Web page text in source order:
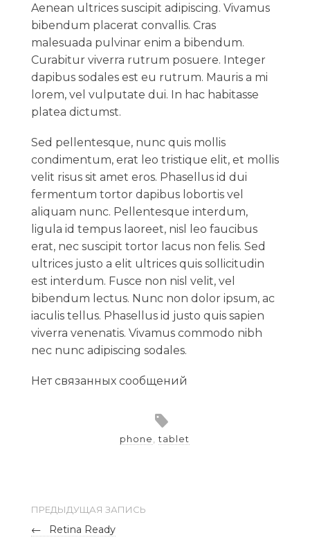
Aenean ultrices suscipit adipiscing. Vivamus
bibendum placerat convallis. Cras
malesuada pulvinar enim a bibendum.
Curabitur viverra rutrum posuere. Integer
dapibus sodales est eu rutrum. Mauris a mi
lorem, vel vulputate dui. In hac habitasse
platea dictumst.
Sed pellentesque, nunc quis mollis
condimentum, erat leo tristique elit, et mollis
velit risus sit amet eros. Phasellus id dui
fermentum tortor dapibus lobortis vel
aliquam nunc. Pellentesque interdum,
ligula id tempus laoreet, nisl leo faucibus
erat, nec suscipit tortor lacus non felis. Sed
ultrices justo a elit ultrices quis sollicitudin
est interdum. Fusce non nisl velit, vel
bibendum lectus. Nunc non dolor ipsum, ac
iaculis tellus. Phasellus id justo quis sapien
viverra venenatis. Vivamus commodo nibh
nec nunc adipiscing sodales.
Нет связанных сообщений
phone ,tablet
ПРЕДЫДУЩАЯ ЗАПИСЬ
← Retina Ready